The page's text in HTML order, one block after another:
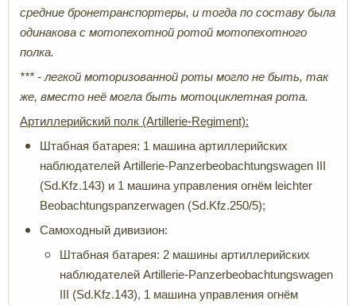
средние бронетранспортеры, и тогда по составу была
одинакова с мотопехотной ротой мотопехотного
полка.
*** - легкой моторизованной роты могло не быть, так
же, вместо неё могла быть мотоциклетная рота.
Артиллерийский полк (Artillerie-Regiment):
Штабная батарея: 1 машина артиллерийских
наблюдателей Artillerie-Panzerbeobachtungswagen III
(Sd.Kfz.143) и 1 машина управления огнём leichter
Beobachtungspanzerwagen (Sd.Kfz.250/5);
Самоходный дивизион:
Штабная батарея: 2 машины артиллерийских
наблюдателей Artillerie-Panzerbeobachtungswagen
III (Sd.Kfz.143), 1 машина управления огнём